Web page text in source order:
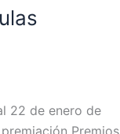
22 de enero de